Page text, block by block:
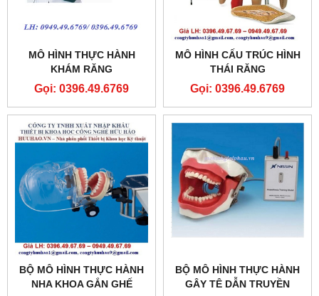
MÔ HÌNH THỰC HÀNH
KHÁM RĂNG
Gọi: 0396.49.6769
MÔ HÌNH CẤU TRÚC HÌNH
THÁI RĂNG
Gọi: 0396.49.6769
BỘ MÔ HÌNH THỰC HÀNH
NHA KHOA GẮN GHẾ
BỘ MÔ HÌNH THỰC HÀNH
GÂY TÊ DẪN TRUYỀN